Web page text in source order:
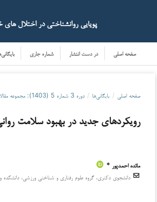
پویایی روانشناختی در اختلال های
صفحه اصلی در دست انتشار شماره جاری
صفحه اصلی / بایگانی‌ها / دوره 3 شماره 5 (1403): مجموعه مقالات رفتار و ذهن
رویکردهای جدید در بهبود سلامت
مائده احمدپور *
دانشجوی دکتری، گروه علوم رفتاری و شناختی ورزشی، دانشکده
دانلودها